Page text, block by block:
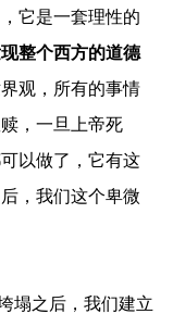
它是一套理性的
整个西方的道德
观，所有的事情
，一旦上帝死
以做了，它有这
，我们这个卑微
塌之后，我们建立